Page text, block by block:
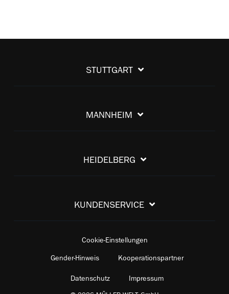
STUTTGART
MANNHEIM
HEIDELBERG
KUNDENSERVICE
Cookie-Einstellungen
Gender-Hinweis
Kooperationspartner
Datenschutz Impressum